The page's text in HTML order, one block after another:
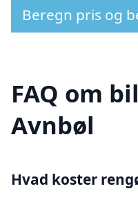
Beregn pris og
FAQ om
Avnbøl
Hvad koster